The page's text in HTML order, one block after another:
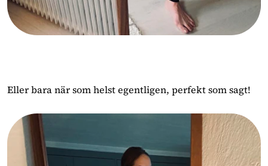
Eller bara när som helst egentligen, perfekt som sagt!